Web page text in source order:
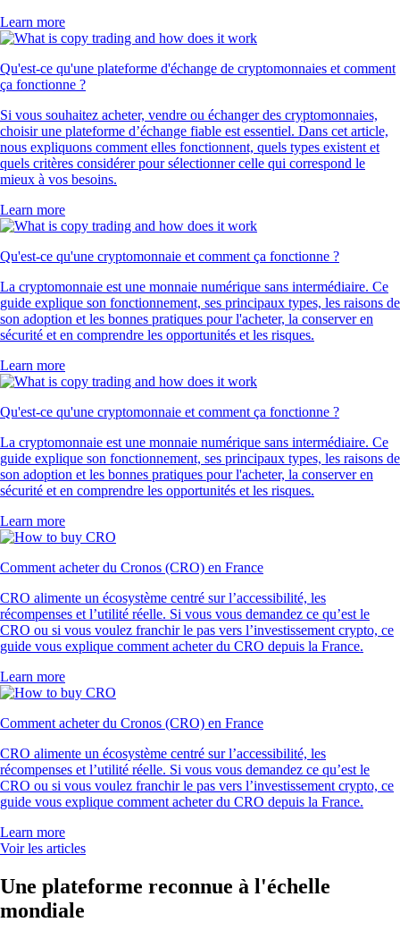
Learn more
Qu'est-ce qu'une plateforme d'échange de cryptomonnaies et comment
ça fonctionne ?
Si vous souhaitez acheter, vendre ou échanger des cryptomonnaies,
choisir une plateforme d’échange fiable est essentiel. Dans cet article,
nous expliquons comment elles fonctionnent, quels types existent et
quels critères considérer pour sélectionner celle qui correspond le
mieux à vos besoins.
Learn more
Qu'est-ce qu'une cryptomonnaie et comment ça fonctionne ?
La cryptomonnaie est une monnaie numérique sans intermédiaire. Ce
guide explique son fonctionnement, ses principaux types, les raisons de
son adoption et les bonnes pratiques pour l'acheter, la conserver en
sécurité et en comprendre les opportunités et les risques.
Learn more
Qu'est-ce qu'une cryptomonnaie et comment ça fonctionne ?
La cryptomonnaie est une monnaie numérique sans intermédiaire. Ce
guide explique son fonctionnement, ses principaux types, les raisons de
son adoption et les bonnes pratiques pour l'acheter, la conserver en
sécurité et en comprendre les opportunités et les risques.
Learn more
Comment acheter du Cronos (CRO) en France
CRO alimente un écosystème centré sur l’accessibilité, les
récompenses et l’utilité réelle. Si vous vous demandez ce qu’est le
CRO ou si vous voulez franchir le pas vers l’investissement crypto, ce
guide vous explique comment acheter du CRO depuis la France.
Learn more
Comment acheter du Cronos (CRO) en France
CRO alimente un écosystème centré sur l’accessibilité, les
récompenses et l’utilité réelle. Si vous vous demandez ce qu’est le
CRO ou si vous voulez franchir le pas vers l’investissement crypto, ce
guide vous explique comment acheter du CRO depuis la France.
Learn more
Voir les articles
Une plateforme reconnue à l'échelle
mondiale